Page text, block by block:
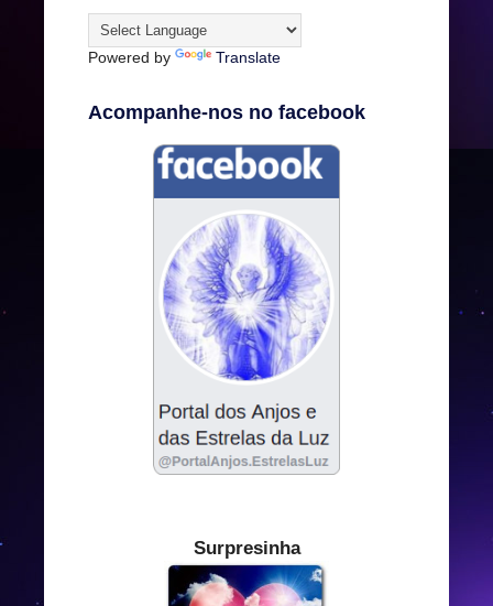
Powered by Translate
Acompanhe-nos no facebook
Surpresinha